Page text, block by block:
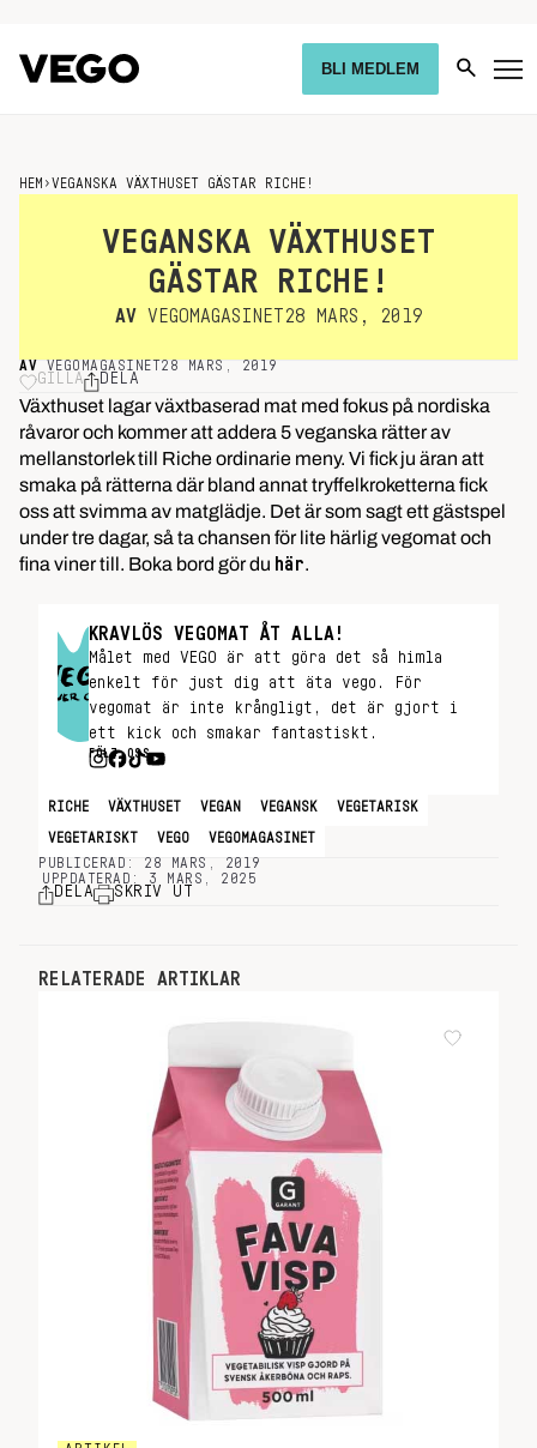
BLI MEDLEM
HEM ›VEGANSKA VÄXTHUSET GÄSTAR RICHE!
VEGANSKA VÄXTHUSET
GÄSTAR RICHE!
AV VEGOMAGASINET 28 MARS, 2019
AV VEGOMAGASINET28 MARS, 2019
GILLA DELA
Växthuset lagar växtbaserad mat med fokus på nordiska
råvaror och kommer att addera 5 veganska rätter av
mellanstorlek till Riche ordinarie meny. Vi fick ju äran att
smaka på rätterna där bland annat tryffelkroketterna fick
oss att svimma av matglädje. Det är som sagt ett gästspel
under tre dagar, så ta chansen för lite härlig vegomat och
fina viner till. Boka bord gör du här.
KRAVLÖS VEGOMAT ÅT ALLA!
Målet med VEGO är att göra det så himla
enkelt för just dig att äta vego. För
vegomat är inte krångligt, det är gjort i
ett kick och smakar fantastiskt.
FÖLJ OSS
RICHE VÄXTHUSET VEGAN VEGANSK VEGETARISK
VEGETARISKT VEGO
VEGOMAGASINET
PUBLICERAD: 28 MARS, 2019
UPPDATERAD: 3 MARS, 2025
DELA SKRIV UT
RELATERADE ARTIKLAR